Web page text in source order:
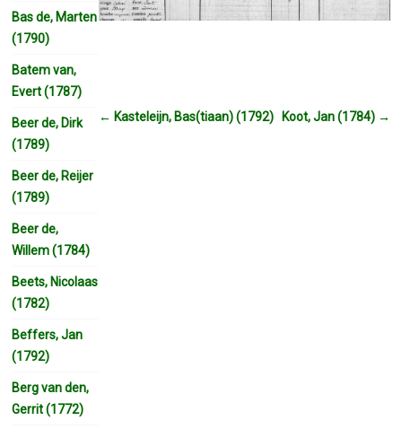
← Kasteleijn, Bas(tiaan) (1792) Koot, Jan (1784) →
Bas de, Marten
(1790)
Batem van,
Evert (1787)
Beer de, Dirk
(1789)
Beer de, Reijer
(1789)
Beer de,
Willem (1784)
Beets, Nicolaas
(1782)
Beffers, Jan
(1792)
Berg van den,
Gerrit (1772)